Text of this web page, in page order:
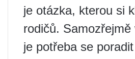
je otázka, kterou si
rodičů.
je potřeba se